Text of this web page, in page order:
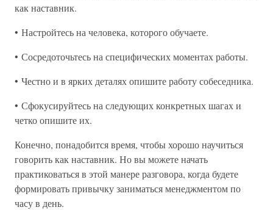
как наставник.
• Настройтесь на человека, которого обучаете.
• Сосредоточьтесь на специфических моментах работы.
• Честно и в ярких деталях опишите работу собеседника.
• Сфокусируйтесь на следующих конкретных шагах и
четко опишите их.
Конечно, понадобится время, чтобы хорошо научиться
говорить как наставник. Но вы можете начать
практиковаться в этой манере разговора, когда будете
формировать привычку заниматься менеджментом по
часу в день.